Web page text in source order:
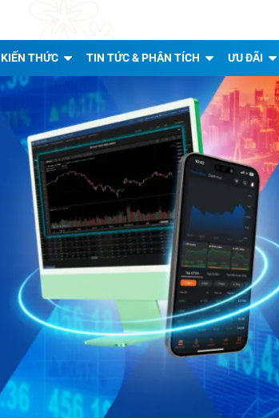
KIẾN THỨC TIN TỨC & PHÂN TÍCH ƯU ĐÃI